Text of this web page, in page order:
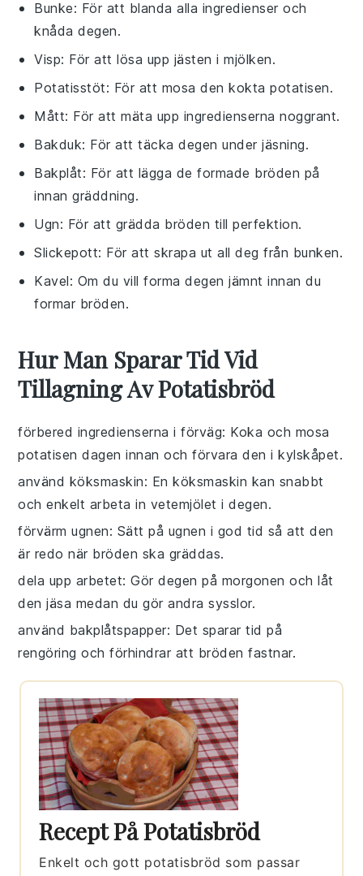
Bunke: För att blanda alla ingredienser och
knåda degen.
Visp: För att lösa upp jästen i mjölken.
Potatisstöt: För att mosa den kokta potatisen.
Mått: För att mäta upp ingredienserna noggrant.
Bakduk: För att täcka degen under jäsning.
Bakplåt: För att lägga de formade bröden på
innan gräddning.
Ugn: För att grädda bröden till perfektion.
Slickepott: För att skrapa ut all deg från bunken.
Kavel: Om du vill forma degen jämnt innan du
formar bröden.
Hur Man Sparar Tid Vid
Tillagning Av Potatisbröd
förbered ingredienserna i förväg: Koka och mosa
potatisen dagen innan och förvara den i kylskåpet.
använd köksmaskin: En köksmaskin kan snabbt
och enkelt arbeta in vetemjölet i degen.
förvärm ugnen: Sätt på ugnen i god tid så att den
är redo när bröden ska gräddas.
dela upp arbetet: Gör degen på morgonen och låt
den jäsa medan du gör andra sysslor.
använd bakplåtspapper: Det sparar tid på
rengöring och förhindrar att bröden fastnar.
Recept På Potatisbröd
Enkelt och gott potatisbröd som passar